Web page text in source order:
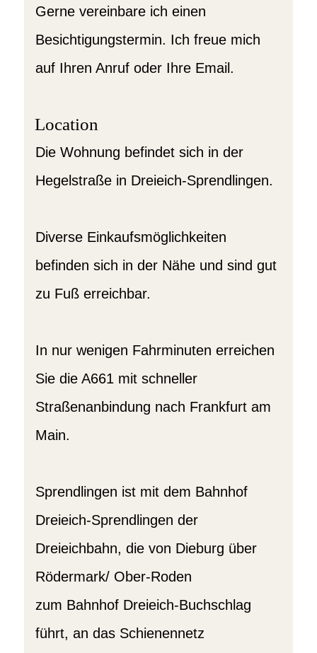
Gerne vereinbare ich einen
Besichtigungstermin. Ich freue mich
auf Ihren Anruf oder Ihre Email.
Location
Die Wohnung befindet sich in der
Hegelstraße in Dreieich-Sprendlingen.
Diverse Einkaufsmöglichkeiten
befinden sich in der Nähe und sind gut
zu Fuß erreichbar.
In nur wenigen Fahrminuten erreichen
Sie die A661 mit schneller
Straßenanbindung nach Frankfurt am
Main.
Sprendlingen ist mit dem Bahnhof
Dreieich-Sprendlingen der
Dreieichbahn, die von Dieburg über
Rödermark/ Ober-Roden
zum Bahnhof Dreieich-Buchschlag
führt, an das Schienennetz